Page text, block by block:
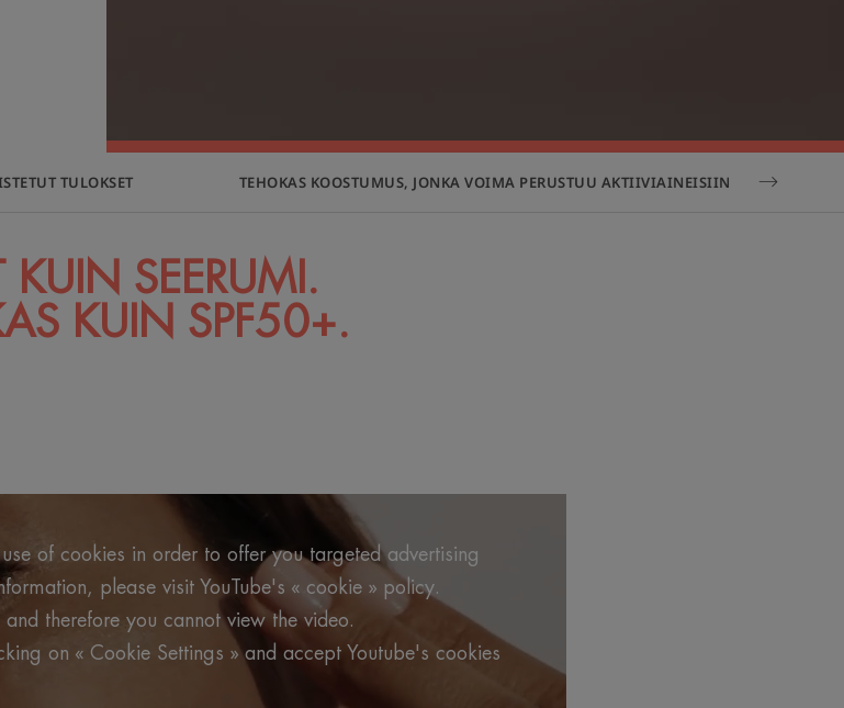
TULOKSET TEHOKAS KOOSTUMUS, JONKA VOIMA PERUSTUU AKTIIVIAINEISIIN
KUIN SEERUMI.
KUIN SPF50+.
use of cookies in order to offer you targeted advertising
please visit YouTube's « cookie » policy.
therefore you cannot view the video.
on « Cookie Settings » and accept Youtube's cookies